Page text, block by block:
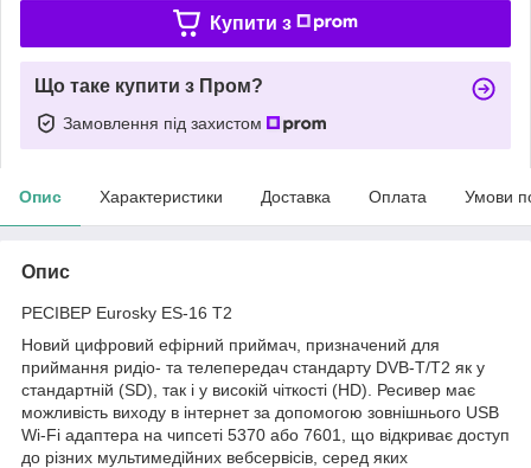
Купити з
Що таке купити з Пром?
Замовлення під захистом
Опис Характеристики Доставка Оплата Умови
Опис
РЕСІВЕР Eurosky ES-16 T2
Новий цифровий ефірний приймач, призначений для
приймання ридіо- та телепередач стандарту DVB-T/T2 як у
стандартній (SD), так і у високій чіткості (HD). Ресивер має
можливість виходу в інтернет за допомогою зовнішнього USB
Wi-Fi адаптера на чипсеті 5370 або 7601, що відкриває доступ
до різних мультимедійних вебсервісів, серед яких